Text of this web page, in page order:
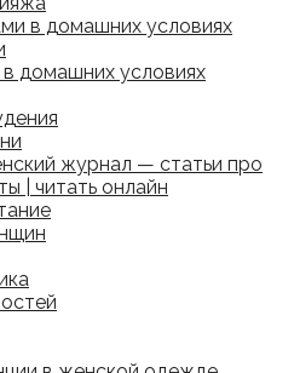
в домашних условиях
в домашних условиях
журнал — статьи про
| читать онлайн